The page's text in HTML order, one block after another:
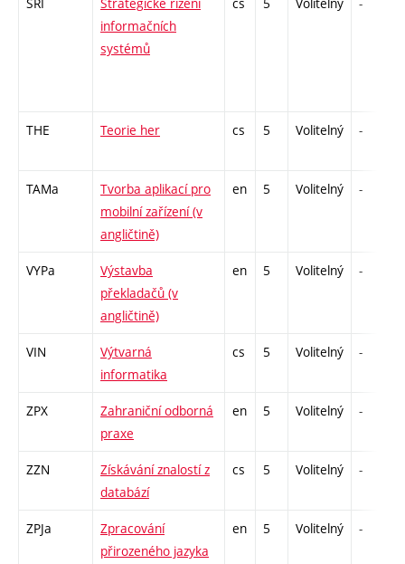
informačních
systémů
THE Teorie her cs 5 Volitelný -
TAMa
Tvorba aplikací pro
mobilní zařízení (v
angličtině)
en 5 Volitelný -
VYPa
Výstavba
překladačů (v
angličtině)
en 5 Volitelný -
VIN
Výtvarná
informatika
cs 5 Volitelný -
ZPX
Zahraniční odborná
praxe
en 5 Volitelný -
ZZN
Získávání znalostí z
databází
cs 5 Volitelný -
ZPJa
Zpracování
přirozeného jazyka
en 5 Volitelný -